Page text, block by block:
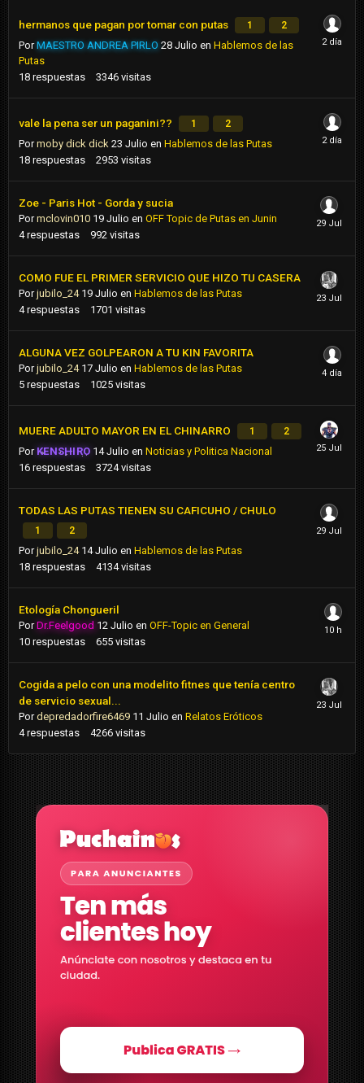
hermanos que pagan por tomar con putas 1 2
PorMAESTRO ANDREA PIRLO 28 Julio en Hablemos de las
Putas
18 respuestas 3346 visitas
vale la pena ser un paganini?? 1 2
Pormoby dick dick 23 Julio en Hablemos de las Putas
18 respuestas 2953 visitas
Zoe - Paris Hot - Gorda y sucia
Pormclovin010 19 Julio en OFF Topic de Putas en Junin
4 respuestas 992 visitas
COMO FUE EL PRIMER SERVICIO QUE HIZO TU CASERA
Porjubilo_24 19 Julio en Hablemos de las Putas
4 respuestas 1701 visitas
ALGUNA VEZ GOLPEARON A TU KIN FAVORITA
Porjubilo_24 17 Julio en Hablemos de las Putas
5 respuestas 1025 visitas
MUERE ADULTO MAYOR EN EL CHINARRO 1 2
Por KENSHIRO 14 Julio enNoticias y Politica Nacional
16 respuestas 3724 visitas
TODAS LAS PUTAS TIENEN SU CAFICUHO / CHULO
1 2
Porjubilo_24 14 Julio en Hablemos de las Putas
18 respuestas 4134 visitas
Etología Chongueril
PorDr.Feelgood 12 Julio en OFF-Topic en General
10 respuestas 655 visitas
Cogida a pelo con una modelito fitnes que tenía centro
de servicio sexual...
Pordepredadorfire6469 11 Julio en Relatos Eróticos
4 respuestas 4266 visitas